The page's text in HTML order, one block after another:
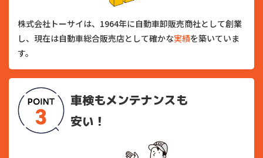
株式会社トーサイは、1964年に自動車卸販売商社として創業
し、現在は自動車総合販売店として確かな実績を築いていま
す。
車検もメンテナンスも
安い！